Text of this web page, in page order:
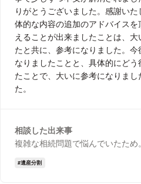
りがとうございました。感謝い
体的な内容の追加のアドバイス
えることが出来ましたことは、
たと共に、参考になりました。
なりましたことと、具体的にど
たことで、大いに参考になりま
た。
相談した出来事
複雑な相続問題で悩んでいたため。
遺産分割